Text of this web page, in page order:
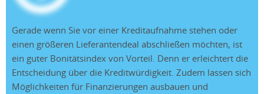
Gerade wenn Sie vor einer Kreditaufnahme stehen oder
einen größeren Lieferantendeal abschließen möchten, ist
ein guter Bonitätsindex von Vorteil. Denn er erleichtert die
Entscheidung über die Kreditwürdigkeit. Zudem lassen sich
Möglichkeiten für Finanzierungen ausbauen und